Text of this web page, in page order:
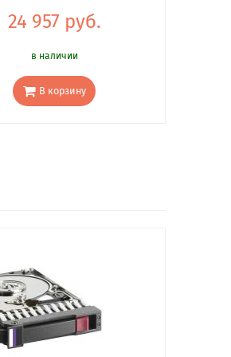
24 957 руб.
в наличии
В корзину